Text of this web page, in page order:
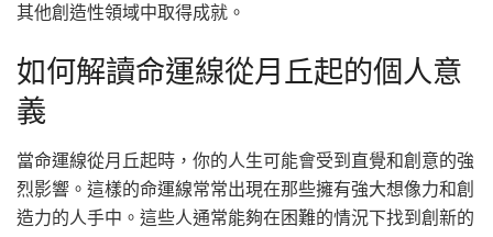
其他創造性領域中取得成就。
如何解讀命運線從月丘起的個人意
義
當命運線從月丘起時，你的人生可能會受到直覺和創意的強
烈影響。這樣的命運線常常出現在那些擁有強大想像力和創
造力的人手中。這些人通常能夠在困難的情況下找到創新的